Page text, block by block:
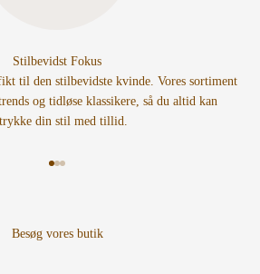
Stilbevidst Fokus
til den stilbevidste kvinde. Vores sortiment
og tidløse klassikere, så du altid kan
din stil med tillid.